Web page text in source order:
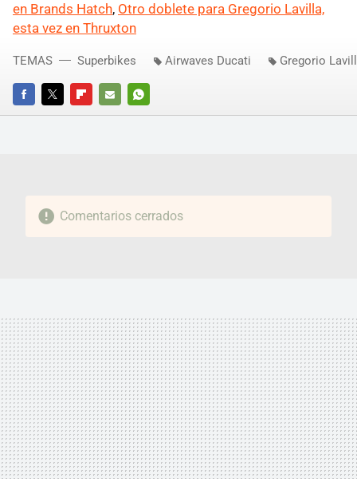
en Brands Hatch, Otro doblete para Gregorio Lavilla,
esta vez en Thruxton
FACEBOOKTWITTERFLIPBOARD
E-
WHATSAPP
TEMAS Superbikes Airwaves Ducati Gregorio
Comentarios cerrados